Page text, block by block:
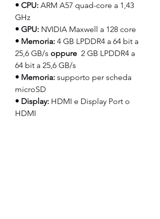
• CPU: ARM A57 quad-core a 1,43
GHz
• GPU: NVIDIA Maxwell a 128 core
• Memoria: 4 GB LPDDR4 a 64 bit a
25,6 GB/s oppure
  2 GB LPDDR4 a
64 bit a 25,6 GB/s
• Memoria: supporto per scheda
microSD
• Display: HDMI e Display Port o
HDMI